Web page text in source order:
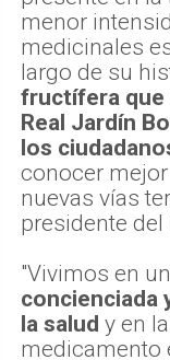
menor
medicinales
largo de su
fructífera que
Real Jardín
los
conocer
nuevas vías
presidente del
"Vivimos en
concienciada
la salud y en
medicamento